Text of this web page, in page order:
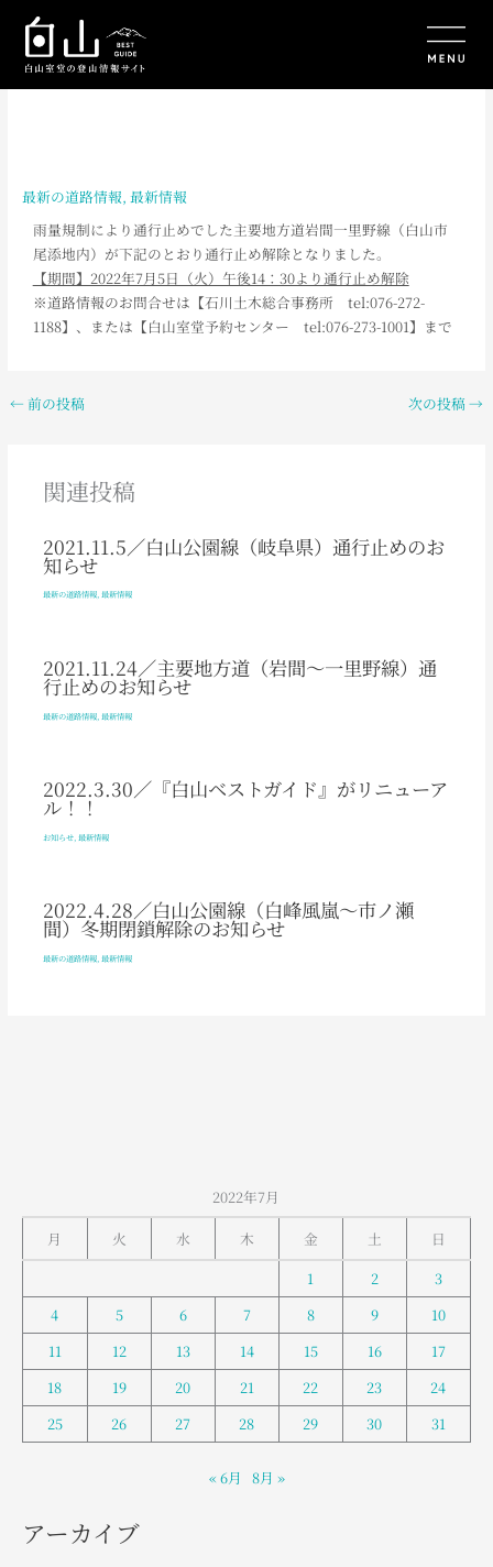
最新の道路情報, 最新情報
雨量規制により通行止めでした主要地方道岩間一里野線（白山市
尾添地内）が下記のとおり通行止め解除となりました。
【期間】2022年7月5日（火）午後14：30より通行止め解除
※道路情報のお問合せは【石川土木総合事務所 tel:076-272-
1188】、または【白山室堂予約センター tel:076-273-1001】まで
←前の投稿 次の投稿→
関連投稿
2021.11.5／白山公園線（岐阜県）通行止めのお
知らせ
最新の道路情報, 最新情報
2021.11.24／主要地方道（岩間～一里野線）通
行止めのお知らせ
最新の道路情報, 最新情報
2022.3.30／『白山ベストガイド』がリニューア
ル！！
お知らせ, 最新情報
2022.4.28／白山公園線（白峰風嵐～市ノ瀬
間）冬期閉鎖解除のお知らせ
最新の道路情報, 最新情報
2022年7月
月
火 水 木 金 土
日
1
2
3
4
5 6 7 8 9
10
11
12 13 14 15 16
17
18
19 20 21 22 23
24
25
26 27 28 29 30 31
« 6月 8月 »
アーカイブ